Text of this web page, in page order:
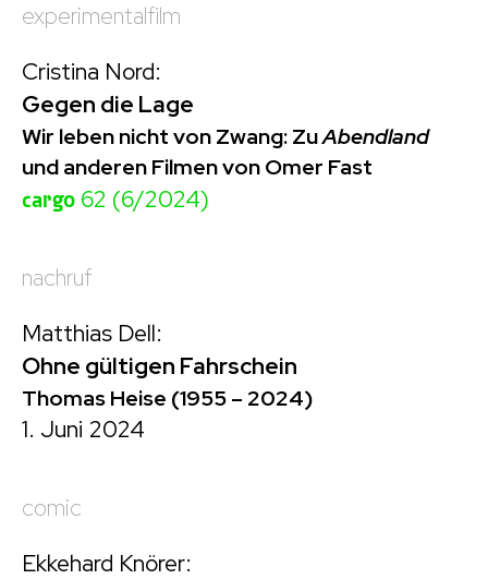
experimentalfilm
Cristina Nord:
Gegen die Lage
Wir leben nicht von Zwang: ZuAbendland
und anderen Filmen von Omer Fast
cargo 62 (6/2024)
nachruf
Matthias Dell:
Ohne gültigen Fahrschein
Thomas Heise (1955 – 2024)
1. Juni 2024
comic
Ekkehard Knörer: